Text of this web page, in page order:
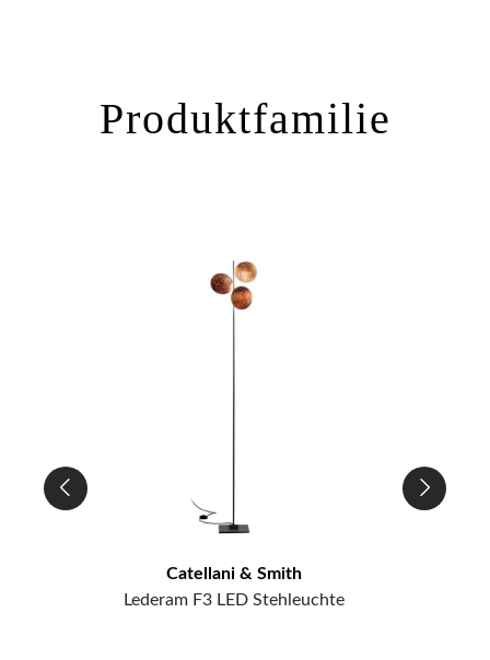
Produktfamilie
Catellani & Smith
Lederam F3 LED Stehleuchte